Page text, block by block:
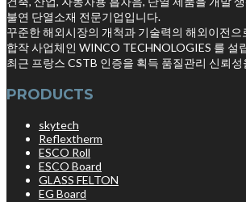
불연 단열소재 전문기업입니다.
꾸준한 해외시장의 개척과 기술력의 해외이전으
합작 사업체인 WINCO TECHNOLOGIES 를 설
최근 프랑스 CSTB 인증을 획득 품질관리 신뢰
PRODUCTS
skytech
Reflextherm
ESCO Roll
ESCO Board
GLASS FELTON
EG Board